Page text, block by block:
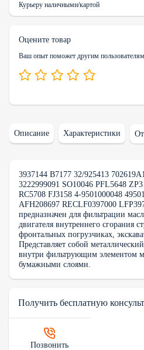
Курьеру наличными/картой
Оцените товар
Ваш опыт поможет другим пользователям
Описание Характеристики
3937144 B7177 32/925413
3222999091 SO10046 PFL5648
RC5708 FJ3158 4-9501000048
AFH208697 RECLF0397000
предназначен для фильтрации
двигателя внутреннего сгорания
фронтальных погрузчиках,
Представляет собой
внутри фильтрующим элементом
бумажными слоями.
Получить бесплатную
Позвонить